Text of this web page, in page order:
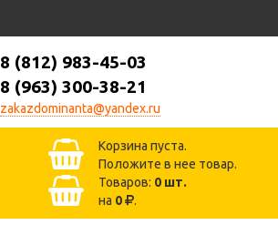
8 (812) 983-45-03
8 (963) 300-38-21
zakazdominanta@yandex.ru
Корзина пуста.
Положите в нее товар.
Товаров: 0 шт.
на 0 .